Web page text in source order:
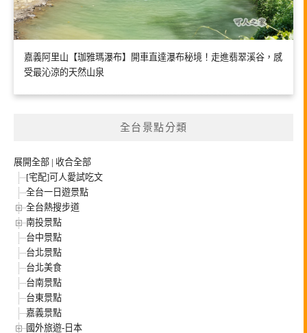
嘉義阿里山【珈雅瑪瀑布】開車直達瀑布秘境！走進翡翠溪谷，感
受最沁涼的天然山泉
全台景點分類
展開全部 | 收合全部
[宅配]可人愛試吃文
全台一日遊景點
全台熱搜步道
南投景點
台中景點
台北景點
台北美食
台南景點
台東景點
嘉義景點
國外旅遊-日本